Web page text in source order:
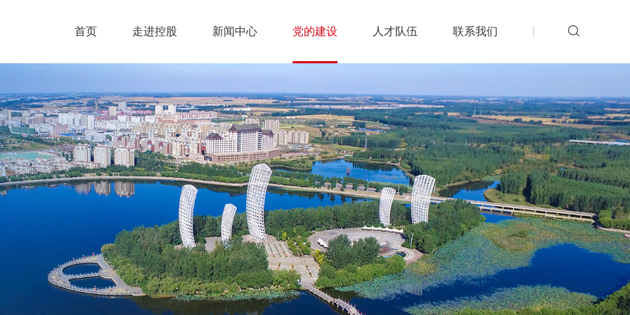
首页 走进控股 新闻中心 党的建设 人才队伍 联系我们